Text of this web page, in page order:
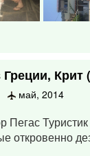
Крит
май, 2014
откровенно